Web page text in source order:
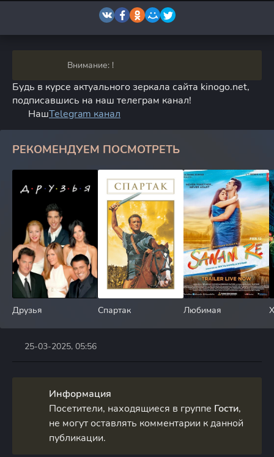
Внимание: !
Будь в курсе актуального зеркала сайта kinogo.net,
подписавшись на наш телеграм канал!
НашTelegram канал
РЕКОМЕНДУЕМ ПОСМОТРЕТЬ
Друзья Спартак Любимая
25-03-2025, 05:56
Информация
Посетители, находящиеся в группе Гости,
не могут оставлять комментарии к данной
публикации.